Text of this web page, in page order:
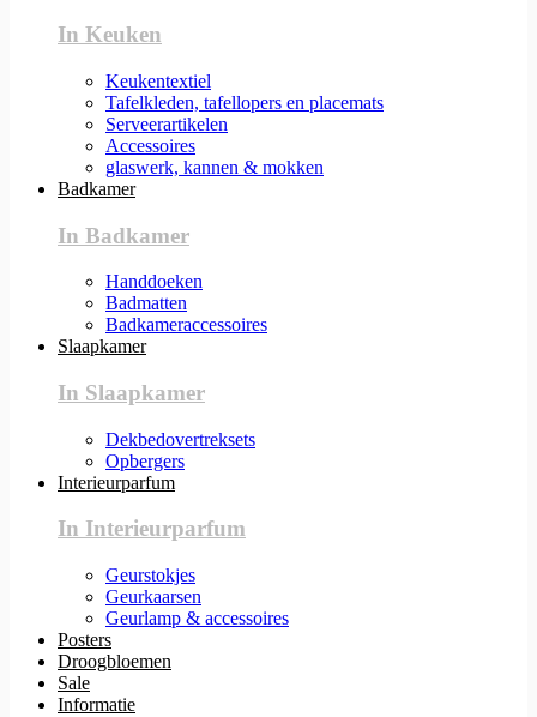
In Keuken
Keukentextiel
Tafelkleden, tafellopers en placemats
Serveerartikelen
Accessoires
glaswerk, kannen & mokken
Badkamer
In Badkamer
Handdoeken
Badmatten
Badkameraccessoires
Slaapkamer
In Slaapkamer
Dekbedovertreksets
Opbergers
Interieurparfum
In Interieurparfum
Geurstokjes
Geurkaarsen
Geurlamp & accessoires
Posters
Droogbloemen
Sale
Informatie